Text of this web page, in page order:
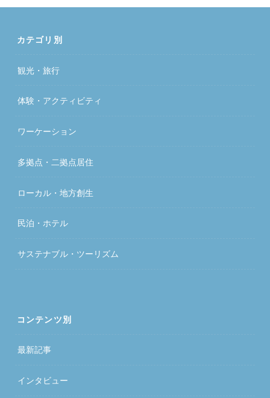
カテゴリ別
観光・旅行
体験・アクティビティ
ワーケーション
多拠点・二拠点居住
ローカル・地方創生
民泊・ホテル
サステナブル・ツーリズム
コンテンツ別
最新記事
インタビュー